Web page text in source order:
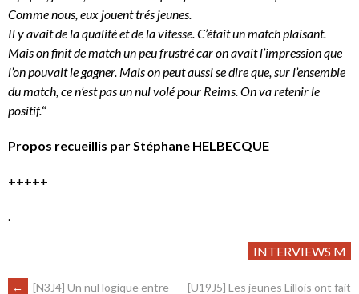
Comme nous, eux jouent trés jeunes.
Il y avait de la qualité et de la vitesse. C’était un match plaisant.
Mais on finit de match un peu frustré car on avait l’impression que
l’on pouvait le gagner. Mais on peut aussi se dire que, sur l’ensemble
du match, ce n’est pas un nul volé pour Reims. On va retenir le
positif.“
Propos recueillis par Stéphane HELBECQUE
+++++
.
INTERVIEWS M
←
[N3J4] Un nul logique entre
[U19J5] Les jeunes Lillois ont fait